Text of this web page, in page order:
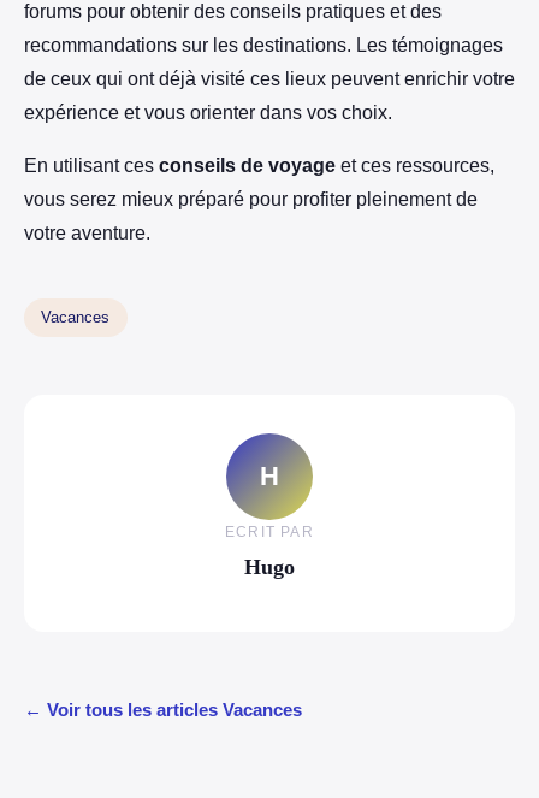
forums pour obtenir des conseils pratiques et des
recommandations sur les destinations. Les témoignages
de ceux qui ont déjà visité ces lieux peuvent enrichir votre
expérience et vous orienter dans vos choix.
En utilisant ces conseils de voyage et ces ressources,
vous serez mieux préparé pour profiter pleinement de
votre aventure.
Vacances
H
ECRIT PAR
Hugo
← Voir tous les articles Vacances